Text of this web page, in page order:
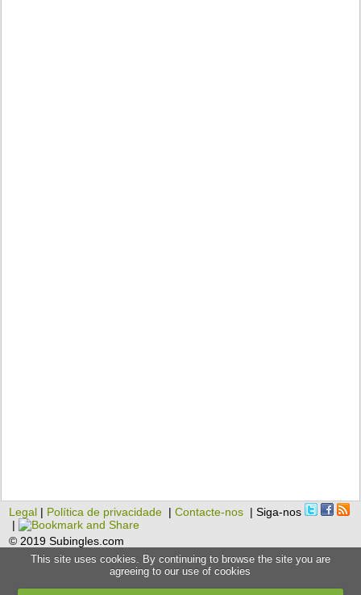
Legal | Política de privacidade |Contacte-nos | Siga-nos
|
© 2019 Subingles.com
This site uses cookies. By continuing to browse the site you are
agreeing to our use of cookies